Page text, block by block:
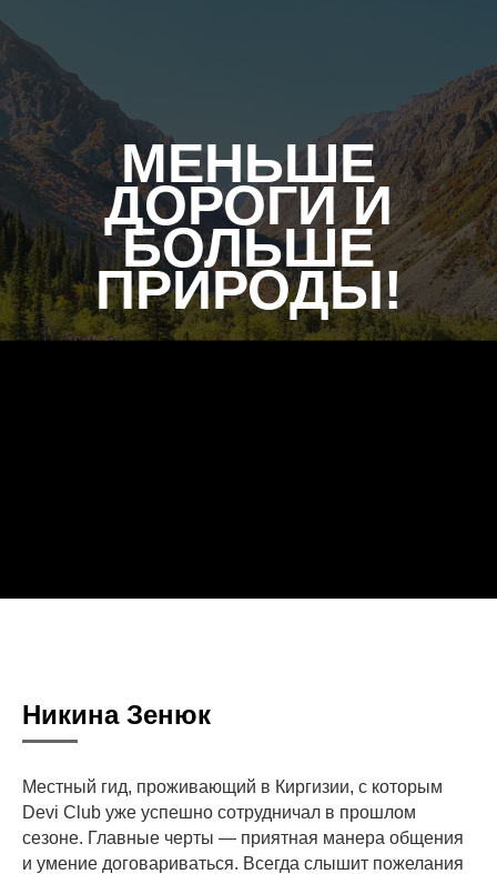
МЕНЬШЕ
ДОРОГИ И
БОЛЬШЕ
ПРИРОДЫ!
Никина Зенюк
Местный гид, проживающий в Киргизии, с которым
Devi Club уже успешно сотрудничал в прошлом
сезоне. Главные черты — приятная манера общения
и умение договариваться. Всегда слышит пожелания